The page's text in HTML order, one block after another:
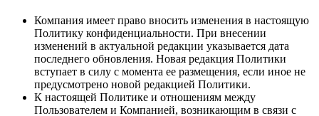
Компания имеет право вносить изменения в настоящую
Политику конфиденциальности. При внесении
изменений в актуальной редакции указывается дата
последнего обновления. Новая редакция Политики
вступает в силу с момента ее размещения, если иное не
предусмотрено новой редакцией Политики.
К настоящей Политике и отношениям между
Пользователем и Компанией, возникающим в связи с